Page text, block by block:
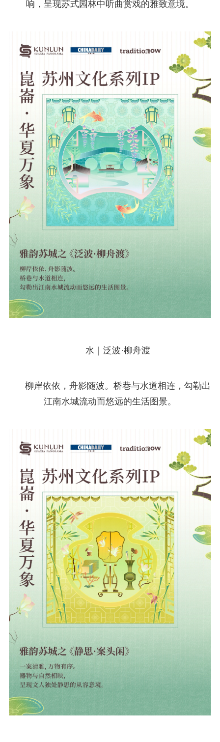
响，呈现苏式园林中听曲赏戏的雅致意境。
水｜泛波·柳舟渡
柳岸依依，舟影随波。桥巷与水道相连，勾勒出
江南水城流动而悠远的生活图景。